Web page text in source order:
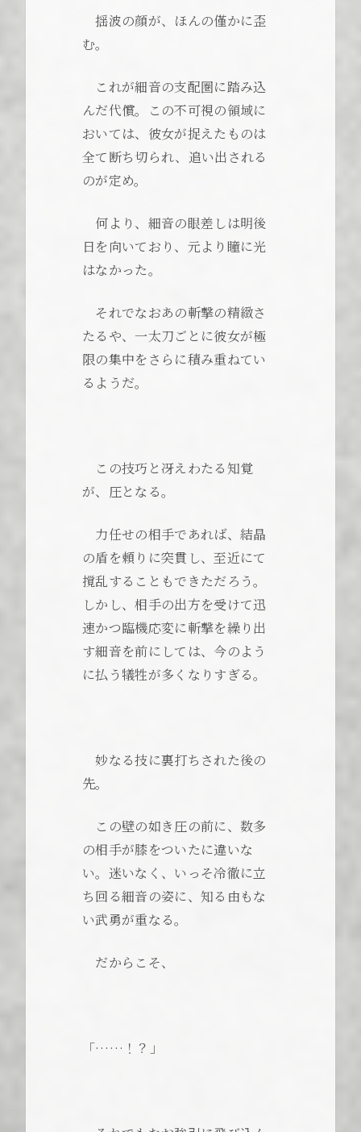
揺波の顔が、ほんの僅かに歪
む。
これが細音の支配圏に踏み込
んだ代償。この不可視の領域に
おいては、彼女が捉えたものは
全て断ち切られ、追い出される
のが定め。
何より、細音の眼差しは明後
日を向いており、元より瞳に光
はなかった。
それでなおあの斬撃の精緻さ
たるや、一太刀ごとに彼女が極
限の集中をさらに積み重ねてい
るようだ。
この技巧と冴えわたる知覚
が、圧となる。
力任せの相手であれば、結晶
の盾を頼りに突貫し、至近にて
撹乱することもできただろう。
しかし、相手の出方を受けて迅
速かつ臨機応変に斬撃を繰り出
す細音を前にしては、今のよう
に払う犠牲が多くなりすぎる。
妙なる技に裏打ちされた後の
先。
この壁の如き圧の前に、数多
の相手が膝をついたに違いな
い。迷いなく、いっそ冷徹に立
ち回る細音の姿に、知る由もな
い武勇が重なる。
だからこそ、
「……！？」